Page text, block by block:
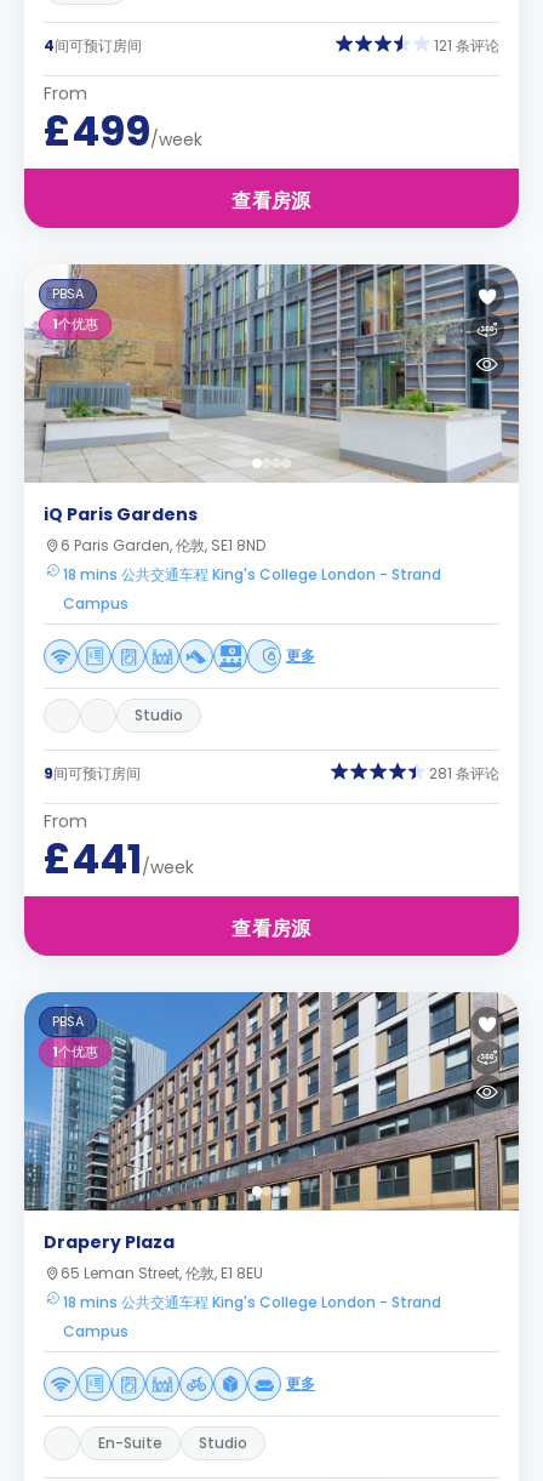
4间可预订房间 121 条评论
From
£499/week
查看房源
PBSA
1个优惠
iQ Paris Gardens
6 Paris Garden, 伦敦, SE1 8ND
18 mins 公共交通车程 King's College London - Strand
Campus
更多
Studio
9间可预订房间 281 条评论
From
£441/week
查看房源
PBSA
1个优惠
Drapery Plaza
65 Leman Street, 伦敦, E1 8EU
18 mins 公共交通车程 King's College London - Strand
Campus
更多
En-Suite Studio